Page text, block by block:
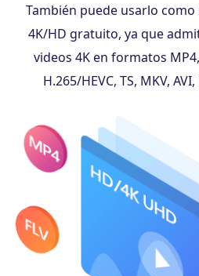
También puede usarlo
4K/HD gratuito, ya que
videos 4K en formatos
H.265/HEVC, TS, MKV,